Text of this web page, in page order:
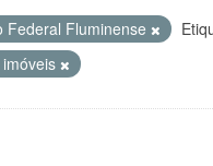
Federal Fluminense